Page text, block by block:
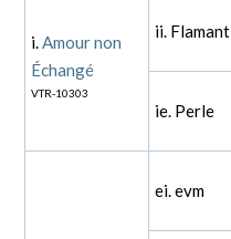
i.Amour non
Échangé
VTR-10303
ii. Flamant
ie. Perle
ei. evm